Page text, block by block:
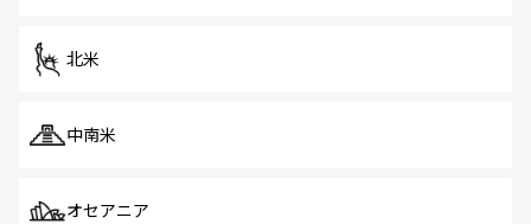
北米
中南米
オセアニア